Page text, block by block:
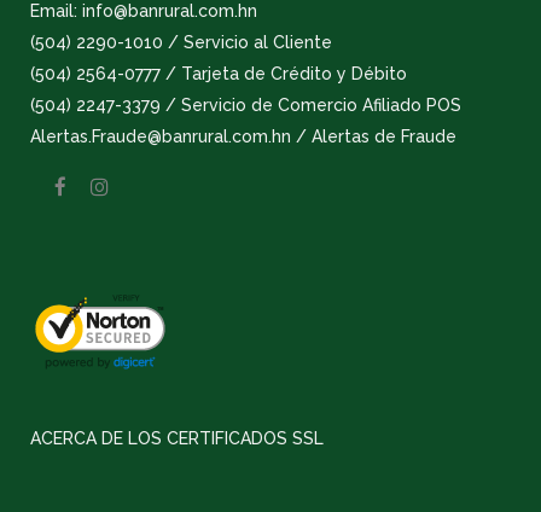
Email: info@banrural.com.hn
(504) 2290-1010 / Servicio al Cliente
(504) 2564-0777 / Tarjeta de Crédito y Débito
(504) 2247-3379 / Servicio de Comercio Afiliado POS
Alertas.Fraude@banrural.com.hn / Alertas de Fraude
ACERCA DE LOS CERTIFICADOS SSL